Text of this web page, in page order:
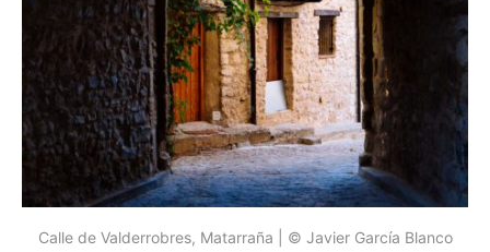
Calle de Valderrobres, Matarraña | © Javier García Blanco